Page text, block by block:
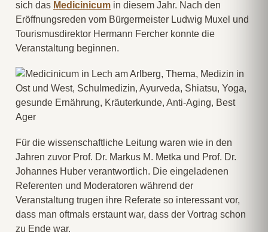
sich das Medicinicum in diesem Jahr. Nach den
Eröffnungsreden vom Bürgermeister Ludwig Muxel und
Tourismusdirektor Hermann Fercher konnte die
Veranstaltung beginnen.
Für die wissenschaftliche Leitung waren wie in den
Jahren zuvor Prof. Dr. Markus M. Metka und Prof. Dr.
Johannes Huber verantwortlich. Die eingeladenen
Referenten und Moderatoren während der
Veranstaltung trugen ihre Referate so interessant vor,
dass man oftmals erstaunt war, dass der Vortrag schon
zu Ende war.